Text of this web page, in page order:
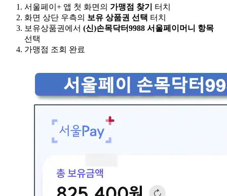
서울페이+ 앱 첫 화면의 가맹점 찾기
터치
화면 상단 우측의 보유 상품권 선택 터치
보유상품권에서 (신)손목닥터9988 서울페이머니 항목
선택
가맹점 조회 완료